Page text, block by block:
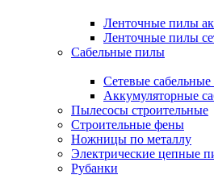
Ленточные пилы
Ленточные пилы
Сабельные пилы
Сетевые
Аккумуляторные
Пылесосы строительные
Строительные фены
Ножницы по металлу
Электрические цепные
Рубанки